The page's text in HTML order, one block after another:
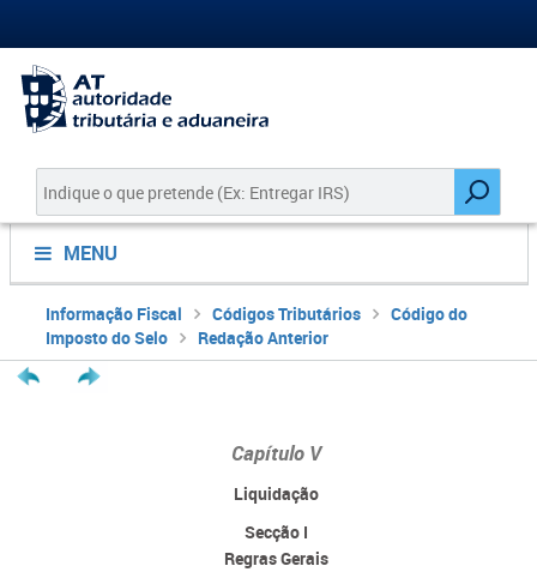
MENU
Informação Fiscal Códigos Tributários
Código do
Imposto do Selo
Redação Anterior
Capítulo V
Liquidação
Secção I
Regras Gerais